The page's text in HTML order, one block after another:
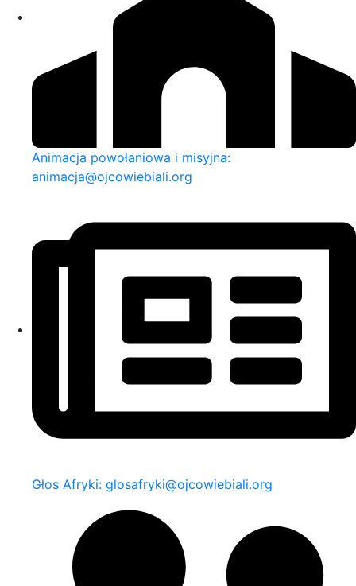
Animacja powołaniowa i misyjna:
animacja@ojcowiebiali.org
Głos Afryki: glosafryki@ojcowiebiali.org